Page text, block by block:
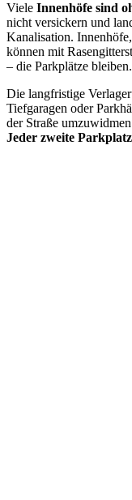
Viele Innenhöfe sind
nicht versickern und
Kanalisation.
können mit
– die Parkplätze bleiben.
Die langfristige
Tiefgaragen oder
der Straße
Jeder zweite